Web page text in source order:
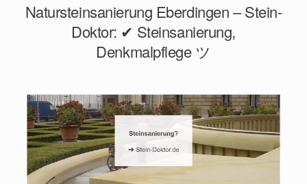
Natursteinsanierung Eberdingen – Stein-
Doktor: ✔ Steinsanierung,
Denkmalpflege ツ